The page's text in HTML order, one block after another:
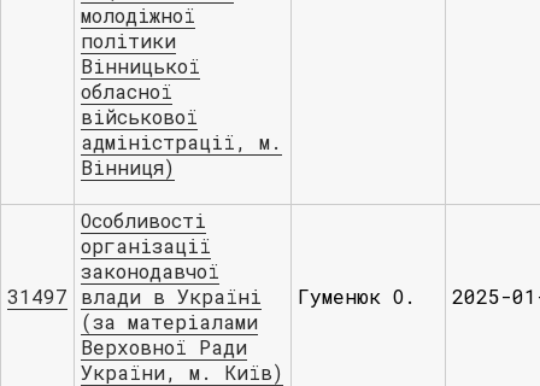
молодіжної
політики
Вінницької
обласної
військової
адміністрації, м.
Вінниця)
31497
Особливості
організації
законодавчої
влади в Україні
(за матеріалами
Верховної Ради
України, м. Київ)
Гуменюк О. 2025-